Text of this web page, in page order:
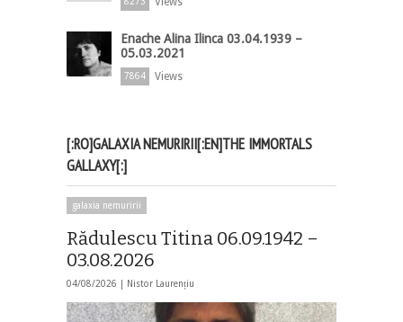
Enache Alina Ilinca 03.04.1939 –
05.03.2021
7864 Views
[:RO]GALAXIA NEMURIRII[:EN]THE IMMORTALS
GALLAXY[:]
galaxia nemuririi
Rădulescu Titina 06.09.1942 –
03.08.2026
04/08/2026 | Nistor Laurențiu